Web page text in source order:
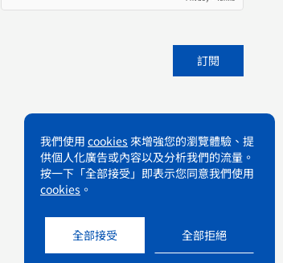
我們使用 cookies 來增強您的瀏覽體驗、提
供個人化廣告或內容以及分析我們的流量。
按一下「全部接受」即表示您同意我們使用
cookies 。
全部接受 全部拒絕